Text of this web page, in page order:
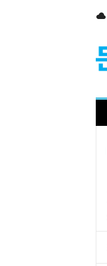
넷
신